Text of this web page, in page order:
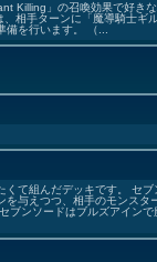
Killing」の召喚効果で好き
相手ターンに「魔導騎士ギ
備を行います。 （...
くて組んだデッキです。 セブ
を与えつつ、相手のモンスタ
ブンソードはブルズアインで